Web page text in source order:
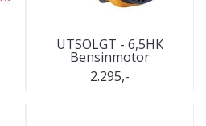
UTSOLGT - 6,5HK
Bensinmotor
2.295,-